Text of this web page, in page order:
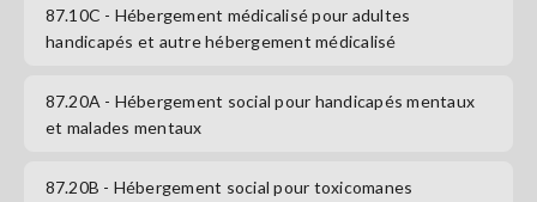
Se
87.10C - Hébergement médicalisé pour adultes
handicapés et autre hébergement médicalisé
87.20A - Hébergement social pour handicapés mentaux
et malades mentaux
87.20B - Hébergement social pour toxicomanes